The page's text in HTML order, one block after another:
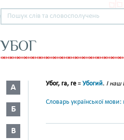
УБОГ
А
Б
В
Убог, га, ге = Убогий. І наш
Словарь української